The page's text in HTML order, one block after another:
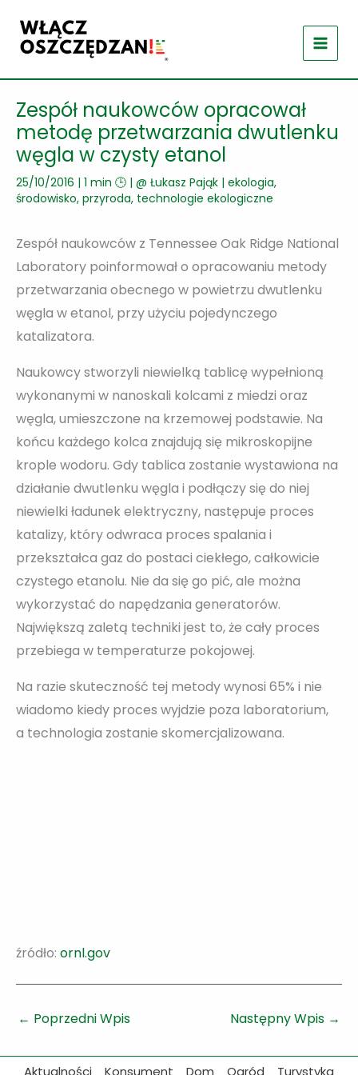
treści
Zespół naukowców opracował
metodę przetwarzania dwutlenku
węgla w czysty etanol
25/10/2016 | 1 min 🕒 | @ Łukasz Pająk | ekologia,
środowisko, przyroda, technologie ekologiczne
Zespół naukowców z Tennessee Oak Ridge National
Laboratory poinformował o opracowaniu metody
przetwarzania obecnego w powietrzu dwutlenku
węgla w etanol, przy użyciu pojedynczego
katalizatora.
Naukowcy stworzyli niewielką tablicę wypełnioną
wykonanymi w nanoskali kolcami z miedzi oraz
węgla, umieszczone na krzemowej podstawie. Na
końcu każdego kolca znajdują się mikroskopijne
krople wodoru. Gdy tablica zostanie wystawiona na
działanie dwutlenku węgla i podłączy się do niej
niewielki ładunek elektryczny, następuje proces
katalizy, który odwraca proces spalania i
przekształca gaz do postaci ciekłego, całkowicie
czystego etanolu. Nie da się go pić, ale można
wykorzystać do napędzania generatorów.
Największą zaletą techniki jest to, że cały proces
przebiega w temperaturze pokojowej.
Na razie skuteczność tej metody wynosi 65% i nie
wiadomo kiedy proces wyjdzie poza laboratorium,
a technologia zostanie skomercjalizowana.
źródło: ornl.gov
← Poprzedni Wpis Następny Wpis →
Aktualności Konsument Dom Ogród Turystyka